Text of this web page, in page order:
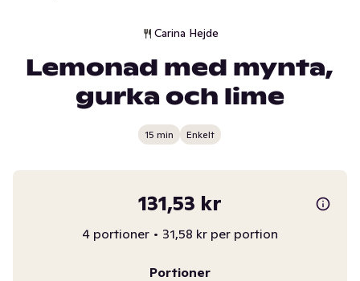
Carina Hejde
Lemonad med mynta,
gurka och lime
15 min Enkelt
131,53 kr
4 portioner • 31,58 kr per portion
Portioner